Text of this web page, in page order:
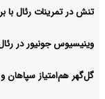
تنش در تمرینات رئال با
وینیسیوس جونیور در
گل‌گهر هم‌امتیاز سپاهان